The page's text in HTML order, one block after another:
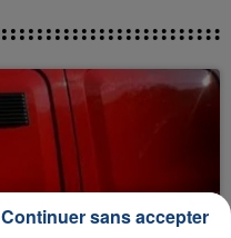
Continuer sans accepter